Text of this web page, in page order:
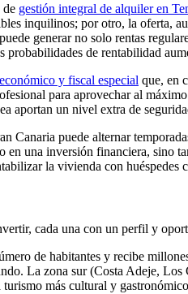
de gestión integral de alquiler en
inquilinos; por otro, la oferta,
generar no solo rentas
probabilidades de rentabilidad
y fiscal especial que, en
para aprovechar al
aportan un nivel extra de
Canaria puede alternar
una inversión financiera,
la vivienda con huéspedes
cada una con un perfil y
de habitantes y recibe
La zona sur (Costa Adeje,
más cultural y